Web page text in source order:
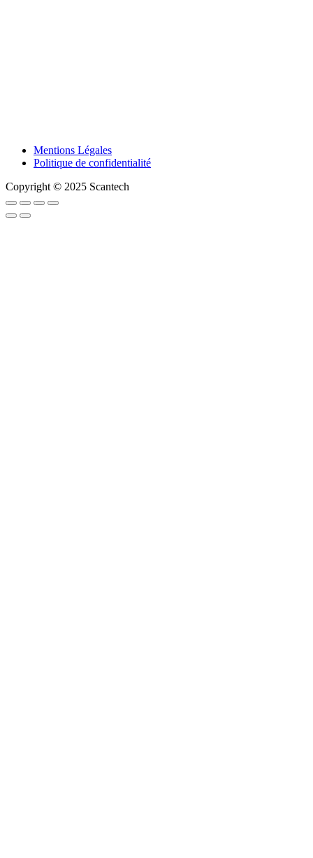
Mentions Légales
Politique de confidentialité
Copyright © 2025 Scantech